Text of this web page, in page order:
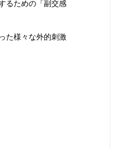
るための「副交感
た様々な外的刺激